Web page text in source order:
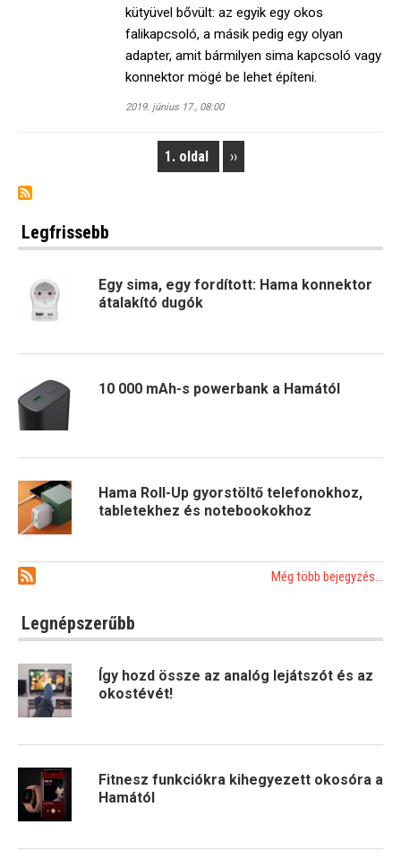
kütyüvel bővült: az egyik egy okos
falikapcsoló, a másik pedig egy olyan
adapter, amit bármilyen sima kapcsoló vagy
konnektor mögé be lehet építeni.
2019. június 17., 08:00
1. oldal
Next
page
››
Legfrissebb
Egy sima, egy fordított: Hama konnektor
átalakító dugók
10 000 mAh-s powerbank a Hamától
Hama Roll-Up gyorstöltő telefonokhoz,
tabletekhez és notebookokhoz
Még több bejegyzés...
Legnépszerűbb
Így hozd össze az analóg lejátszót és az
okostévét!
Fitnesz funkciókra kihegyezett okosóra a
Hamától